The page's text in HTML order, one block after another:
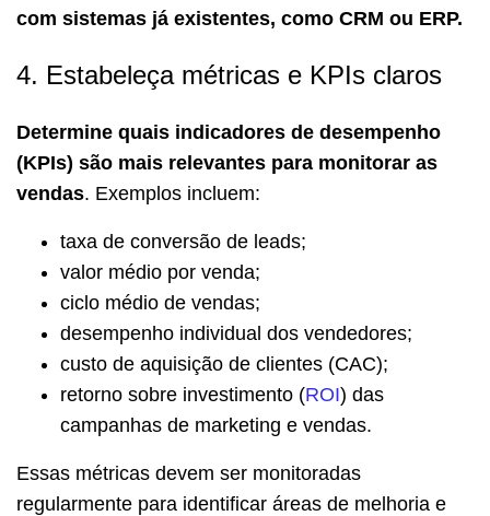
com sistemas já existentes, como CRM ou ERP.
4. Estabeleça métricas e KPIs claros
Determine quais indicadores de desempenho
(KPIs) são mais relevantes para monitorar as
vendas. Exemplos incluem:
taxa de conversão de leads;
valor médio por venda;
ciclo médio de vendas;
desempenho individual dos vendedores;
custo de aquisição de clientes (CAC);
retorno sobre investimento (ROI) das
campanhas de marketing e vendas.
Essas métricas devem ser monitoradas
regularmente para identificar áreas de melhoria e